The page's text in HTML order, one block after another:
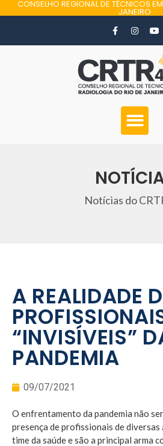
CONSELHO REGIONAL DE TÉCNICOS
JANEIRO
Notícias do
A REALIDADE
“INVISÍVEIS”
PANDEMIA
09/07/2021
O enfrentamento da pandemia não
presença de profissionais de diversas
time da saúde e são a principal arma